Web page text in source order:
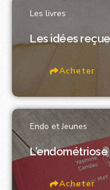
Les livres
Les idées
Acheter
Endo et Jeunes
L'endométriose
Acheter